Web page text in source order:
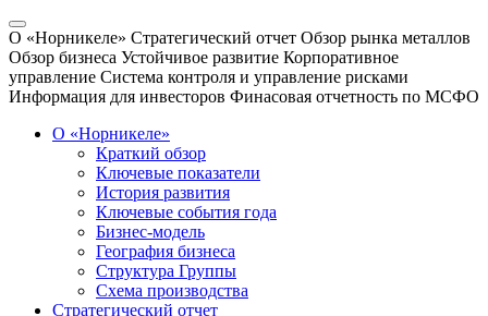
О «Норникеле» Стратегический отчет Обзор рынка металлов
Обзор бизнеса Устойчивое развитие Корпоративное
управление Система контроля и управление рисками
Информация для инвесторов Финасовая отчетность по МСФО
О «Норникеле»
Краткий обзор
Ключевые показатели
История развития
Ключевые события года
Бизнес-модель
География бизнеса
Структура Группы
Схема производства
Стратегический отчет